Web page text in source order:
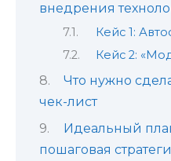
внедрения
Кейс 1:
Кейс 2:
Что нужно
чек-лист
Идеальный
пошаговая